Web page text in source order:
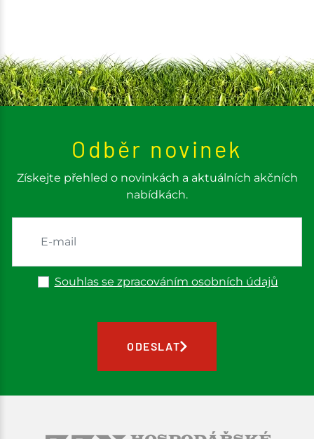
Odběr novinek
Získejte přehled o novinkách a aktuálních akčních
nabídkách.
Souhlas se zpracováním osobních údajů
ODESLAT